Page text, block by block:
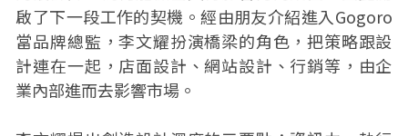
啟了下一段工作的契機。經由朋友介紹進入Gogoro
當品牌總監，李文耀扮演橋梁的角色，把策略跟設
計連在一起，店面設計、網站設計、行銷等，由企
業內部進而去影響市場。